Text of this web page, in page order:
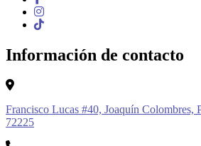
Información de contacto
Francisco Lucas #40, Joaquín Colombres,
72225